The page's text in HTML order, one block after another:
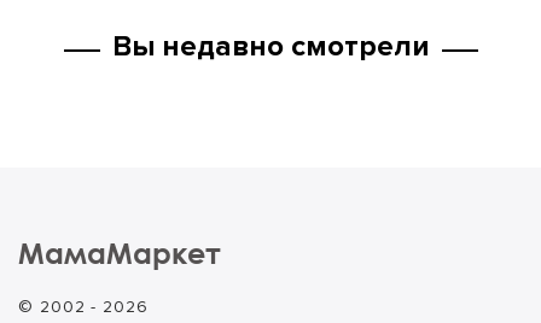
Вы недавно смотрели
МамаМаркет
© 2002 - 2026